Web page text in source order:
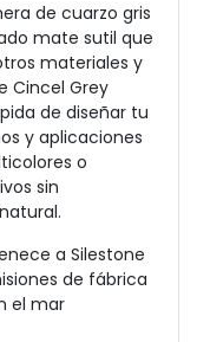
de cuarzo gris
mate sutil que
materiales y
Cincel Grey
de diseñar tu
y aplicaciones
o
sin
a Silestone
de fábrica
el mar